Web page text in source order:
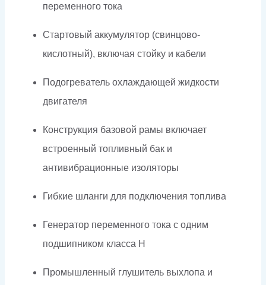
переменного тока
Стартовый аккумулятор (свинцово-
кислотный), включая стойку и кабели
Подогреватель охлаждающей жидкости
двигателя
Конструкция базовой рамы включает
встроенный топливный бак и
антивибрационные изоляторы
Гибкие шланги для подключения топлива
Генератор переменного тока с одним
подшипником класса H
Промышленный глушитель выхлопа и